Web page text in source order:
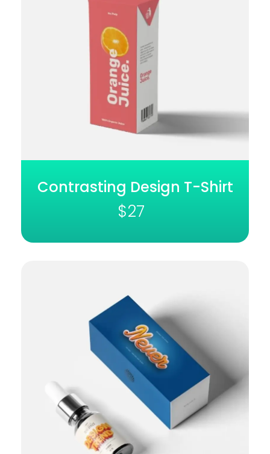
Contrasting Design T-Shirt
$27